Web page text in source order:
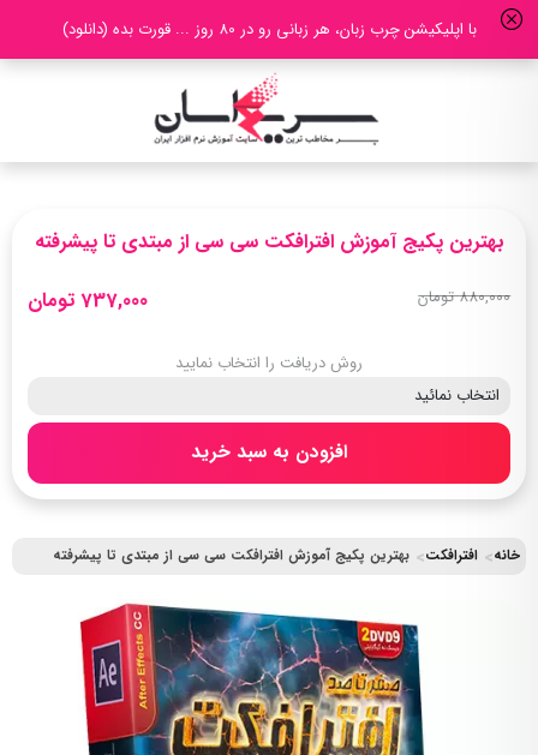
با اپلیکیشن چرب زبان، هر زبانی رو در 80 روز ... قورت بده (دانلود)
خانه افترافکت بهترین پکیج آموزش افترافکت سی سی از مبتدی تا پیشرفته
بهترین پکیج آموزش افترافکت سی سی از مبتدی تا پیشرفته
880,000 تومان 737,000 تومان
روش دریافت را انتخاب نمایید
افزودن به سبد خرید